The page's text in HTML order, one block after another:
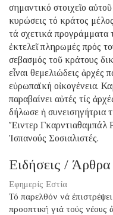
σημαντικό στοιχεῖο
κυρώσεις τό κράτος
τά σχετικά προγράμματα
ἐκτελεῖ πληρωμές πρός
σεβασμός τοῦ κράτους
εἶναι θεμελιώδεις ἀρχές
εὐρωπαϊκή οἰκογένεια.
παραβαίνει αὐτές τίς
δήλωσε ἡ συνεισηγήτρια
Ἔιντερ Γκαρντιαθαμπάλ
Ἱσπανούς Σοσιαλιστές.
Ειδήσεις / Άρθρα
Εφημερίς Εστία
Τό παρελθόν νά
προοπτική γιά τούς νέους